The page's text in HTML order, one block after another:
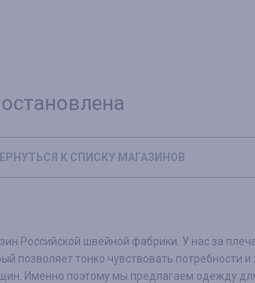
К СПИСКУ МАГАЗИНОВ
Российской швейной фабрики. У нас за
позволяет тонко чувствовать потребности
Именно поэтому мы предлагаем одежду